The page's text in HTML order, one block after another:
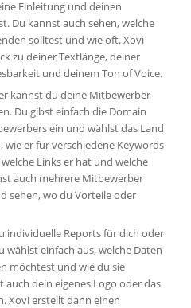
Einleitung und deinen
Du kannst auch sehen, welche
solltest und wie oft. Xovi
zu deiner Textlänge, deiner
und deinem Ton of Voice.
kannst du deine Mitbewerber
Du gibst einfach die Domain
ein und wählst das Land
wie er für verschiedene Keywords
Links er hat und welche
auch mehrere Mitbewerber
sehen, wo du Vorteile oder
individuelle Reports für dich oder
wählst einfach aus, welche Daten
möchtest und wie du sie
dein eigenes Logo oder das
Xovi erstellt dann einen